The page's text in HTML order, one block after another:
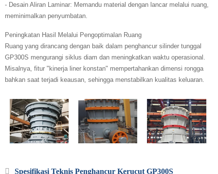
- Desain Aliran Laminar: Memandu material dengan lancar melalui ruang,
meminimalkan penyumbatan.
Peningkatan Hasil Melalui Pengoptimalan Ruang
Ruang yang dirancang dengan baik dalam penghancur silinder tunggal
GP300S mengurangi siklus diam dan meningkatkan waktu operasional.
Misalnya, fitur "kinerja liner konstan" mempertahankan dimensi rongga
bahkan saat terjadi keausan, sehingga menstabilkan kualitas keluaran.
Spesifikasi Teknis Penghancur Kerucut GP300S